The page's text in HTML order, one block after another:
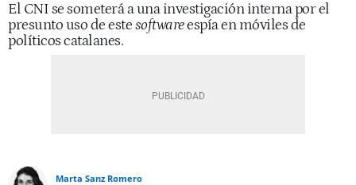
El CNI se someterá a una investigación interna por el
presunto uso de estesoftwareespía en móviles de
políticos catalanes.
Marta Sanz Romero